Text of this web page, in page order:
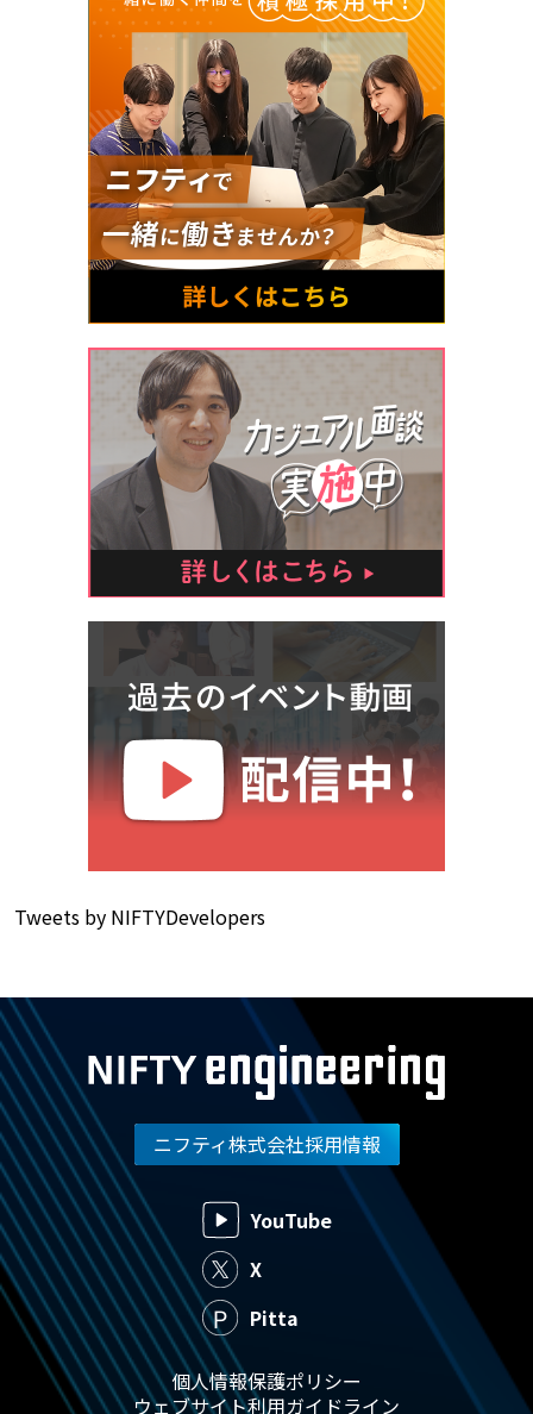
Tweets by NIFTYDevelopers
ニフティ株式会社採用情報
YouTube
X
Pitta
個人情報保護ポリシー
ウェブサイト利用ガイドライン